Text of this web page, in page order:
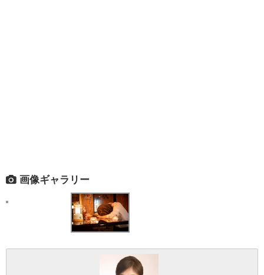
画像ギャラリー